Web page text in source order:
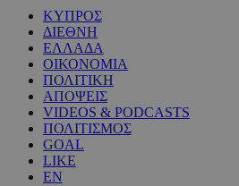
ΚΥΠΡΟΣ
ΔΙΕΘΝΗ
ΕΛΛΑΔΑ
ΟΙΚΟΝΟΜΙΑ
ΠΟΛΙΤΙΚΗ
ΑΠΟΨΕΙΣ
VIDEOS & PODCASTS
ΠΟΛΙΤΙΣΜΟΣ
GOAL
LIKE
EN